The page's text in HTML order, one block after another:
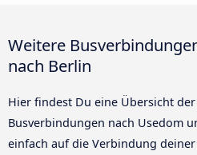
Weitere
nach Berlin
Hier findest Du eine Übersicht
Busverbindungen nach Usedom
einfach auf die Verbindung